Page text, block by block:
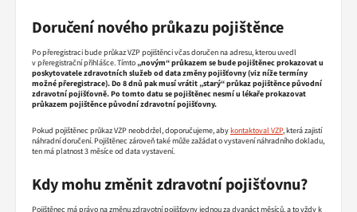
Doručení nového průkazu pojištěnce
Po přeregistraci bude průkaz VZP pojištěnci včas doručen na adresu, kterou uvedl
v přeregistrační přihlášce. Tímto „novým“ průkazem se bude pojištěnec prokazovat u
poskytovatele zdravotních služeb od data změny pojišťovny (viz níže termíny
možné přeregistrace). Do 8 dnů pak musí vrátit „starý“ průkaz pojištěnce původní
zdravotní pojišťovně. Po tomto datu se pojištěnec nesmí u lékaře prokazovat
průkazem pojištěnce původní zdravotní pojišťovny.
Pokud pojištěnec průkaz VZP neobdržel, doporučujeme, abykontaktoval VZP, která zajistí
náhradní doručení. Pojištěnec zároveň také může zažádat o vystavení náhradního dokladu,
ten má platnost 3 měsíce od data vystavení.
Kdy mohu změnit zdravotní pojišťovnu?
Pojištěnec má právo na změnu zdravotní pojišťovny jednou za dvanáct měsíců, a to vždy k